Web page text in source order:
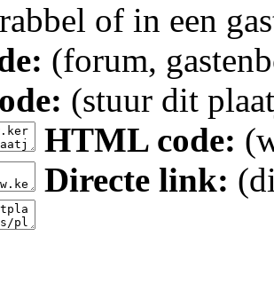
of in een
(forum,
(stuur dit
HTML code:
Directe link: